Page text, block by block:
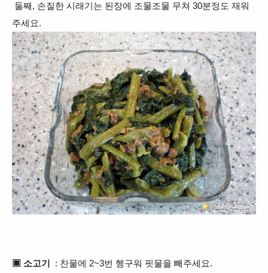
둘째, 손질한 시래기는 된장에 조물조물 무쳐 30분정도 재워
주세요.
▣ 소고기 : 찬물에 2~3번 헹구워 핏물을 빼주세요.